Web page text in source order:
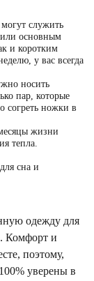
служить
основным
и коротким
у вас всегда
носить
пар, которые
согреть ножки в
жизни
тепла.
сна и
одежду для
Комфорт и
поэтому,
уверены в